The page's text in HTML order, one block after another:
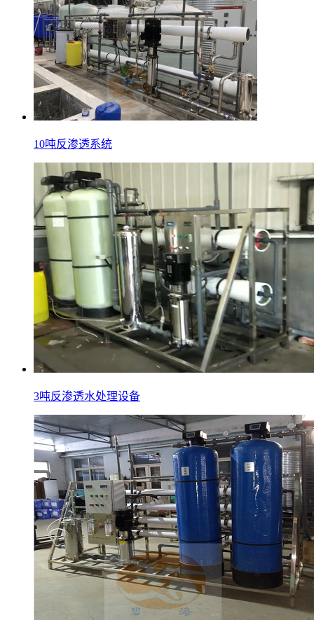
10吨反渗透系统
3吨反渗透水处理设备